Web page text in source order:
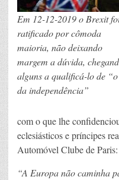
Em 12-12-2019 o Brexit
ratificado por cômoda
maioria, não deixando
margem a dúvida,
alguns a qualificá-lo de
da independência”
com o que lhe
eclesiásticos e príncipes
Automóvel Clube de Paris:
“A Europa não caminha